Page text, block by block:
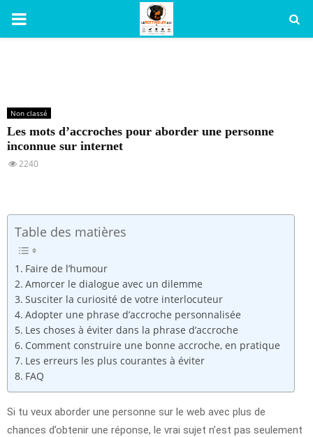
PRIMARY
Non classé
Les mots d’accroches pour aborder une personne
inconnue sur internet
2240
Table des matières
Faire de l’humour
Amorcer le dialogue avec un dilemme
Susciter la curiosité de votre interlocuteur
Adopter une phrase d’accroche personnalisée
Les choses à éviter dans la phrase d’accroche
Comment construire une bonne accroche, en pratique
Les erreurs les plus courantes à éviter
FAQ
Si tu veux aborder une personne sur le web avec plus de
chances d’obtenir une réponse, le vrai sujet n’est pas seulement